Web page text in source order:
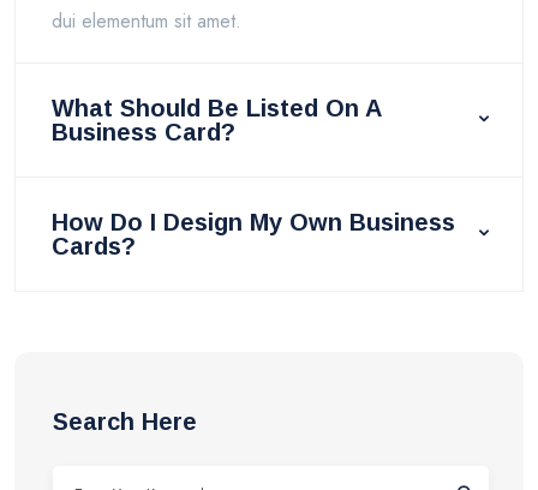
dui elementum sit amet.
What Should Be Listed On A
Business Card?
How Do I Design My Own Business
Cards?
Search Here